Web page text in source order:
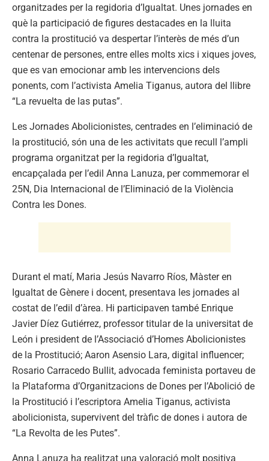
organitzades per la regidoria d’Igualtat. Unes jornades en
què la participació de figures destacades en la lluita
contra la prostitució va despertar l’interès de més d’un
centenar de persones, entre elles molts xics i xiques joves,
que es van emocionar amb les intervencions dels
ponents, com l’activista Amelia Tiganus, autora del llibre
“La revuelta de las putas”.
Les Jornades Abolicionistes, centrades en l’eliminació de
la prostitució, són una de les activitats que recull l’ampli
programa organitzat per la regidoria d’Igualtat,
encapçalada per l’edil Anna Lanuza, per commemorar el
25N, Dia Internacional de l’Eliminació de la Violència
Contra les Dones.
Durant el matí, Maria Jesús Navarro Ríos, Màster en
Igualtat de Gènere i docent, presentava les jornades al
costat de l’edil d’àrea. Hi participaven també Enrique
Javier Díez Gutiérrez, professor titular de la universitat de
León i president de l’Associació d’Homes Abolicionistes
de la Prostitució; Aaron Asensio Lara, digital influencer;
Rosario Carracedo Bullit, advocada feminista portaveu de
la Plataforma d’Organitzacions de Dones per l’Abolició de
la Prostitució i l’escriptora Amelia Tiganus, activista
abolicionista, supervivent del tràfic de dones i autora de
“La Revolta de les Putes”.
Anna Lanuza ha realitzat una valoració molt positiva